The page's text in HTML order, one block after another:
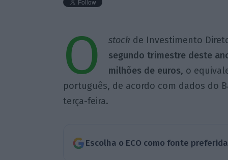
O stock de Investimento
segundo trimestre deste
milhões de euros, o
português, de acordo com dados do
terça-feira.
Escolha o ECO como fonte